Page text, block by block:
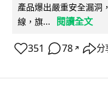
產品爆出嚴重安全漏洞
線，旗...
閱讀全文
351 78 ↗ 分